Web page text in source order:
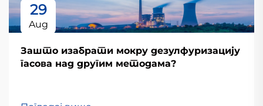
29
Aug
Зашто изабрати мокру дезулфуризацију
гасова над другим методама?